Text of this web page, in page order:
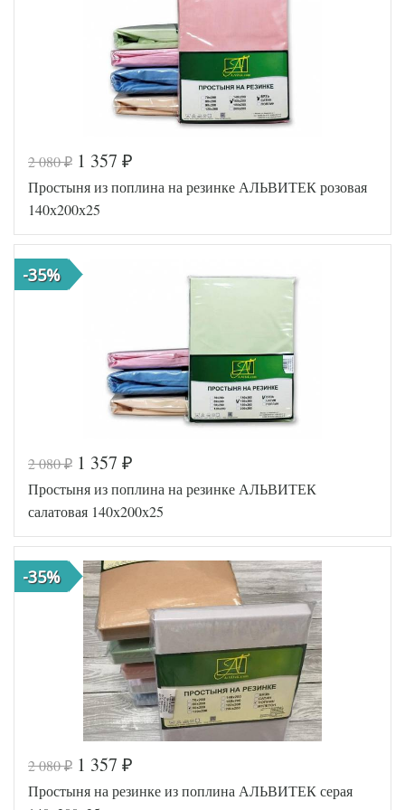
Код товара
545-452
Артикул
AL460704
Размер
простыни
140х200
Производитель
Код товара
516-485
Артикул
AL460704
8010679
Размер
простыни
140х200
(на
резинке)
Производитель
(Россия)
2 080₽ 1 357 ₽
Простыня из поплина на резинке АЛЬВИТЕК розовая
140х200х25
-35%
Код товара
516-568
Артикул
AL460704
2 080₽ 1 357 ₽
Простыня из поплина на резинке АЛЬВИТЕК
салатовая 140х200х25
-35%
2 080₽ 1 357 ₽
Простыня на резинке из поплина АЛЬВИТЕК серая